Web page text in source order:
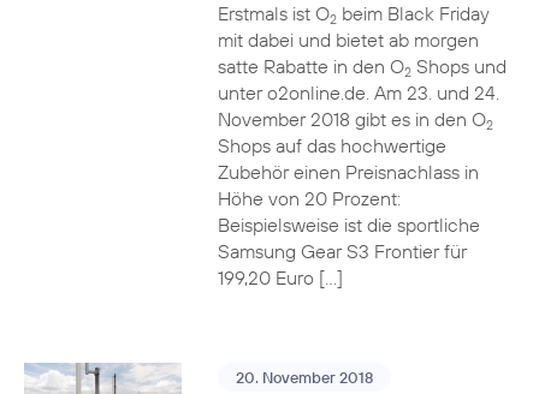
Erstmals ist O2beim Black Friday
mit dabei und bietet ab morgen
satte Rabatte in den O2Shops und
unter o2online.de. Am 23. und 24.
November 2018 gibt es in den O2
Shops auf das hochwertige
Zubehör einen Preisnachlass in
Höhe von 20 Prozent:
Beispielsweise ist die sportliche
Samsung Gear S3 Frontier für
199,20 Euro […]
20. November 2018